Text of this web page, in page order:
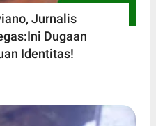
Jurnalis
Dugaan
Identitas!